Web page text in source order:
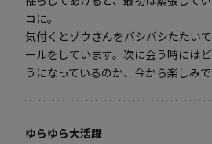
コに。
気付くとゾウさんをバシバシたたい
ールをしています。次に会う時には
うになっているのか、今から楽しみで
ゆらゆら大活躍